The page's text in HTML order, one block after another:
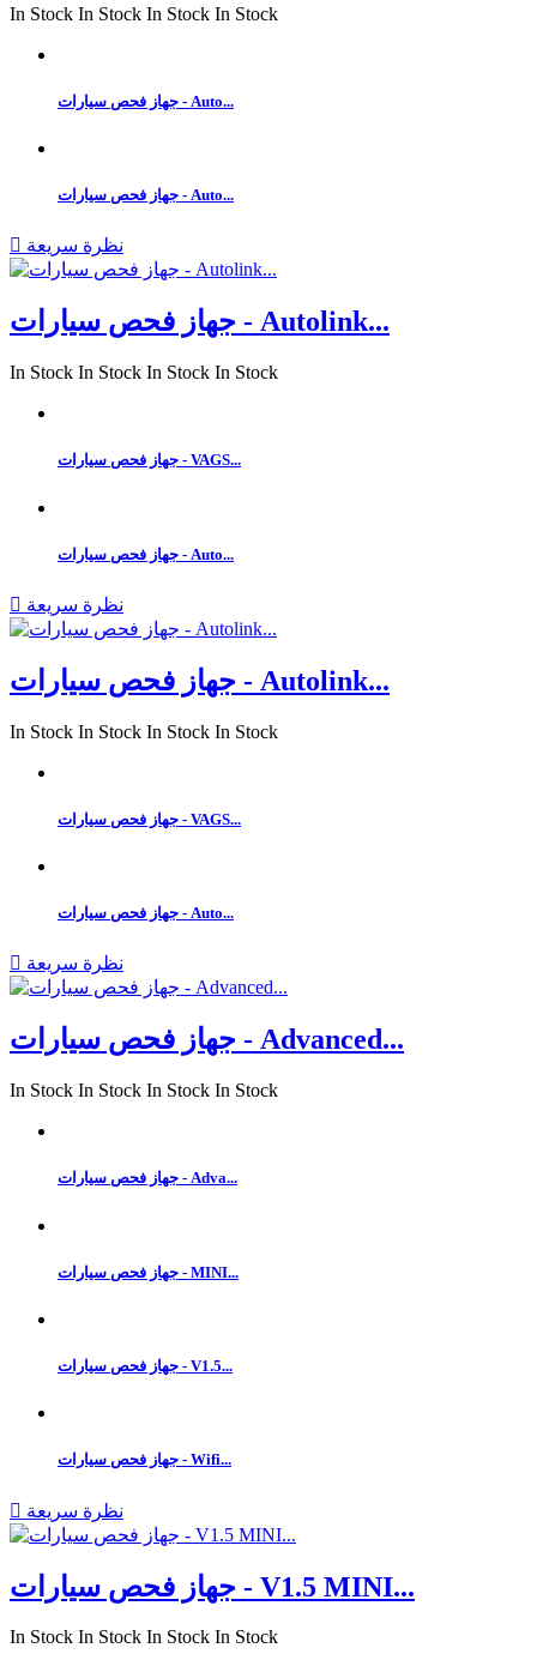
In Stock In Stock In Stock In Stock
جهاز فحص سيارات - Auto...
جهاز فحص سيارات - Auto...
 نظرة سريعة
جهاز فحص سيارات - Autolink...
In Stock In Stock In Stock In Stock
جهاز فحص سيارات - VAGS...
جهاز فحص سيارات - Auto...
 نظرة سريعة
جهاز فحص سيارات - Autolink...
In Stock In Stock In Stock In Stock
جهاز فحص سيارات - VAGS...
جهاز فحص سيارات - Auto...
 نظرة سريعة
جهاز فحص سيارات - Advanced...
In Stock In Stock In Stock In Stock
جهاز فحص سيارات - Adva...
جهاز فحص سيارات - MINI...
جهاز فحص سيارات - V1.5...
جهاز فحص سيارات - Wifi...
 نظرة سريعة
جهاز فحص سيارات - V1.5 MINI...
In Stock In Stock In Stock In Stock